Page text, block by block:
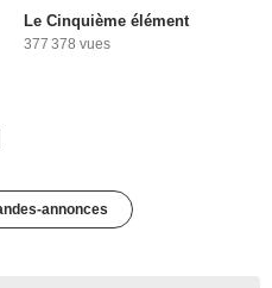
Le Cinquième élément
377 378 vues
annonces